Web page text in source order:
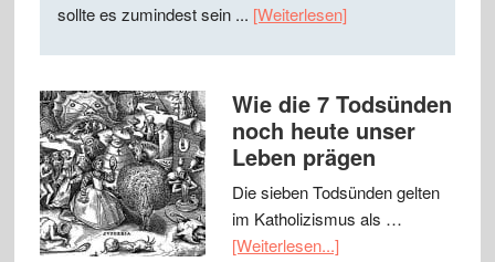
sollte es zumindest sein ... [Weiterlesen]
Wie die 7 Todsünden
noch heute unser
Leben prägen
Die sieben Todsünden gelten
im Katholizismus als …
[Weiterlesen...]